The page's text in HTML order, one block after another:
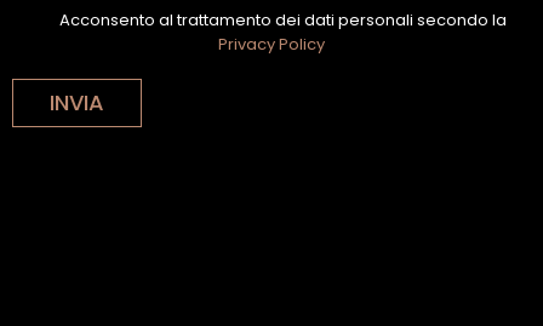
Acconsento al trattamento dei dati personali secondo la
Privacy Policy
INVIA